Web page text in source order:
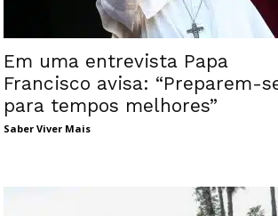
Em uma entrevista Papa
Francisco avisa: “Preparem-
para tempos melhores”
Saber Viver Mais